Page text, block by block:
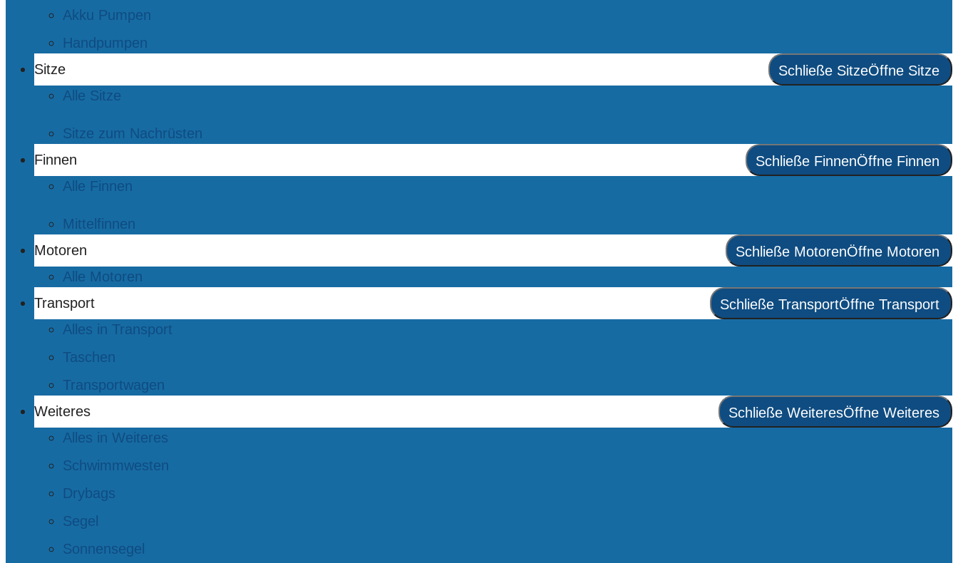
Akku Pumpen
Handpumpen
Sitze
Schließe SitzeÖffne Sitze
Alle Sitze
Sitze zum Nachrüsten
Finnen
Schließe FinnenÖffne Finnen
Alle Finnen
Mittelfinnen
Motoren
Schließe MotorenÖffne Motoren
Alle Motoren
Transport
Schließe TransportÖffne Transport
Alles in Transport
Taschen
Transportwagen
Weiteres
Schließe WeiteresÖffne Weiteres
Alles in Weiteres
Schwimmwesten
Drybags
Segel
Sonnensegel